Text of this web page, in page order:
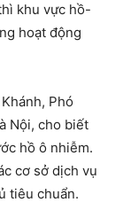
khu vực hồ-
hoạt động
Phó
Nội, cho biết
hồ ô nhiễm.
cơ sở dịch vụ
tiêu chuẩn.